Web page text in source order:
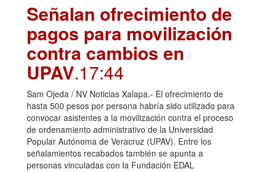
Señalan ofrecimiento de
pagos para movilización
contra cambios en
UPAV.17:44
Sam Ojeda / NV Noticias Xalapa.- El ofrecimiento de
hasta 500 pesos por persona habría sido utilizado para
convocar asistentes a la movilización contra el proceso
de ordenamiento administrativo de la Universidad
Popular Autónoma de Veracruz (UPAV). Entre los
señalamientos recabados también se apunta a
personas vinculadas con la Fundación EDAL